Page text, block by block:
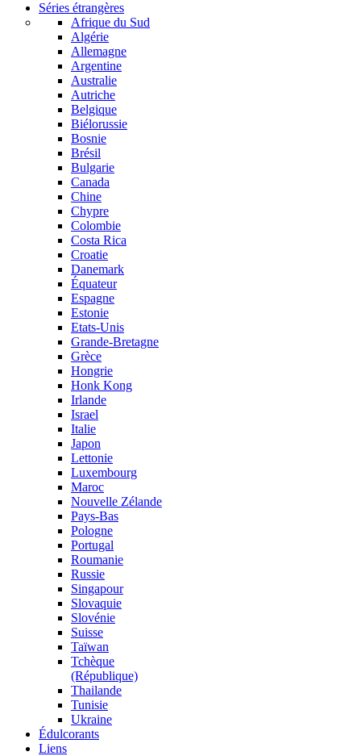
Séries étrangères
Afrique du Sud
Algérie
Allemagne
Argentine
Australie
Autriche
Belgique
Biélorussie
Bosnie
Brésil
Bulgarie
Canada
Chine
Chypre
Colombie
Costa Rica
Croatie
Danemark
Équateur
Espagne
Estonie
Etats-Unis
Grande-Bretagne
Grèce
Hongrie
Honk Kong
Irlande
Israel
Italie
Japon
Lettonie
Luxembourg
Maroc
Nouvelle Zélande
Pays-Bas
Pologne
Portugal
Roumanie
Russie
Singapour
Slovaquie
Slovénie
Suisse
Taïwan
Tchèque
(République)
Thailande
Tunisie
Ukraine
Édulcorants
Liens